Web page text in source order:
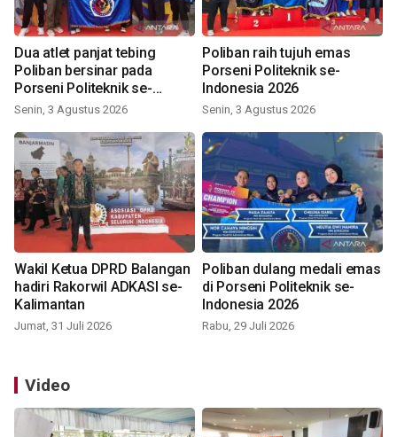
Dua atlet panjat tebing
Poliban bersinar pada
Porseni Politeknik se-
Indonesia 2026
Senin, 3 Agustus 2026
Poliban raih tujuh emas
Porseni Politeknik se-
Indonesia 2026
Senin, 3 Agustus 2026
Wakil Ketua DPRD Balangan
hadiri Rakorwil ADKASI se-
Kalimantan
Jumat, 31 Juli 2026
Poliban dulang medali emas
di Porseni Politeknik se-
Indonesia 2026
Rabu, 29 Juli 2026
Video